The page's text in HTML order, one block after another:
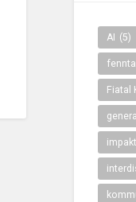
AI (5)
Fiatal